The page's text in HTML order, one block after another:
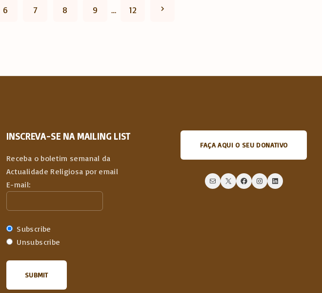
6 7 8 9 … 12 N
INSCREVA-SE NA MAILING LIST
Receba o boletim semanal da
Actualidade Religiosa por email
E-mail:
Subscribe
Unsubscribe
FAÇA AQUI O SEU DONATIVO
Mail X Facebook Instagram LinkedIn